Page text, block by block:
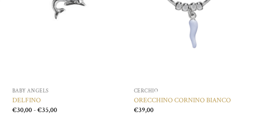
BABY ANGELS
DELFINO
€30,00-€35,00Fascia
CERCHIO
ORECCHINO CORNINO BIANCO
€39,00